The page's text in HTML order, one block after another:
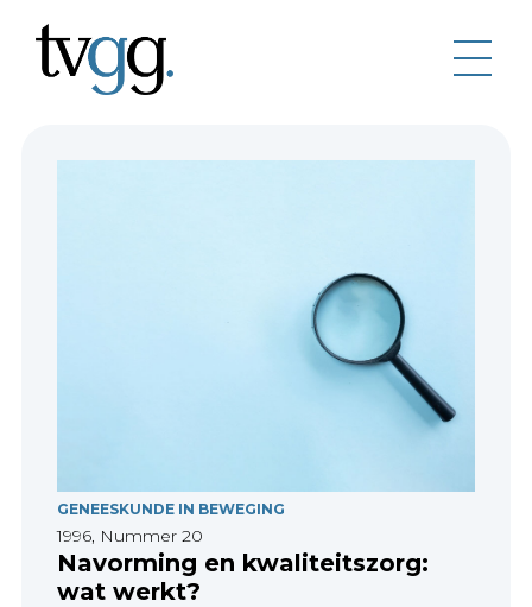
GENEESKUNDE IN BEWEGING
1996, Nummer 20
Navorming en kwaliteitszorg:
wat werkt?